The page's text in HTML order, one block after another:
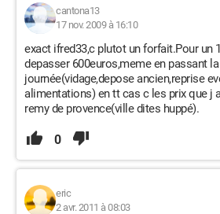
cantona13
17 nov. 2009 à 16:10
exact ifred33,c plutot un forfait.Pour un
depasser 600euros,meme en passant
journée(vidage,depose ancien,reprise
alimentations) en tt cas c les prix que j
remy de provence(ville dites huppé).
0
eric
2 avr. 2011 à 08:03